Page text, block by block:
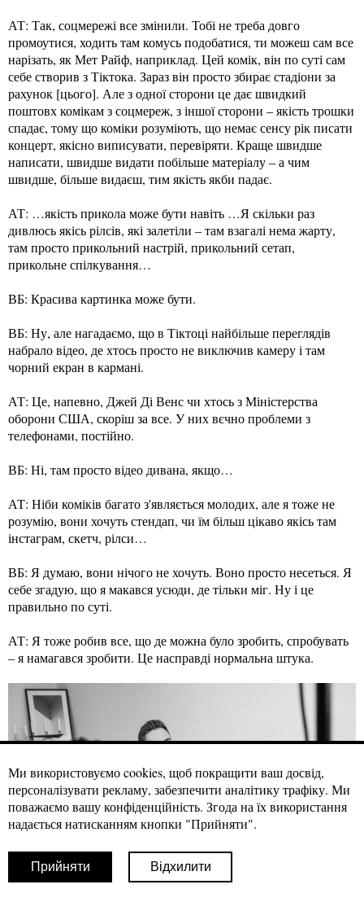
АТ: Так, соцмережі все змінили. Тобі не треба довго
промоутися, ходить там комусь подобатися, ти можеш сам все
нарізать, як Мет Райф, наприклад. Цей комік, він по суті сам
себе створив з Тіктока. Зараз він просто збирає стадіони за
рахунок [цього]. Але з одної сторони це дає швидкий
поштовх комікам з соцмереж, з іншої сторони – якість трошки
спадає, тому що коміки розуміють, що немає сенсу рік писати
концерт, якісно виписувати, перевіряти. Краще швидше
написати, швидше видати побільше матеріалу – а чим
швидше, більше видаєш, тим якість якби падає.
АТ: …якість прикола може бути навіть …Я скільки раз
дивлюсь якісь рілсів, які залетіли – там взагалі нема жарту,
там просто прикольний настрій, прикольний сетап,
прикольне спілкування…
ВБ: Красива картинка може бути.
ВБ: Ну, але нагадаємо, що в Тіктоці найбільше переглядів
набрало відео, де хтось просто не виключив камеру і там
чорний екран в кармані.
АТ: Це, напевно, Джей Ді Венс чи хтось з Міністерства
оборони США, скоріш за все. У них вєчно проблеми з
телефонами, постійно.
ВБ: Ні, там просто відео дивана, якщо…
АТ: Ніби коміків багато з'являється молодих, але я тоже не
розумію, вони хочуть стендап, чи їм більш цікаво якісь там
інстаграм, скетч, рілси…
ВБ: Я думаю, вони нічого не хочуть. Воно просто несеться. Я
себе згадую, що я макався усюди, де тільки міг. Ну і це
правильно по суті.
АТ: Я тоже робив все, що де можна було зробить, спробувать
– я намагався зробити. Це насправді нормальна штука.
Ми використовуємо cookies, щоб покращити ваш досвід,
персоналізувати рекламу, забезпечити аналітику трафіку. Ми
поважаємо вашу конфіденційність. Згода на їх використання
надається натисканням кнопки "Прийняти".
Прийняти Відхилити